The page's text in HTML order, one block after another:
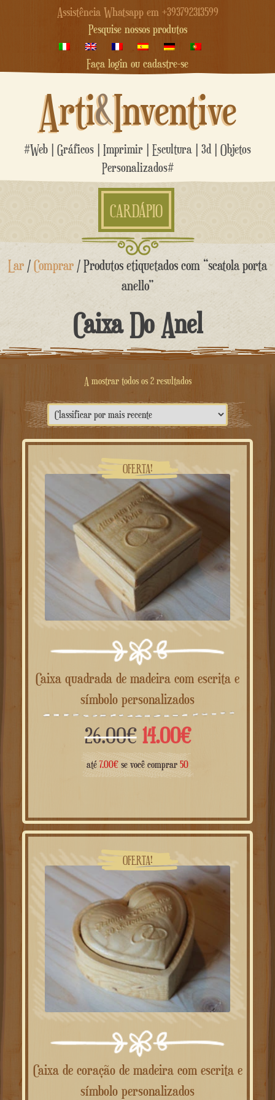
Assistência Whatsapp em +393792313599
Pesquise nossos produtos
Faça login ou cadastre-se
Arti&Inventive
#Web | Gráficos | Imprimir | Escultura | 3d | Objetos
Personalizados#
CARDÁPIO
Ir
paraLar /Comprar / Produtos etiquetados com “scatola porta
anello”
Caixa Do Anel
A mostrar todos os 2 resultadosClassificado
por
OFERTA!
Caixa quadrada de madeira com escrita e
símbolo personalizados
26.00€ O
preço
era:
26.00€.
14.00€O
é:
14.00€.
até 7.00€ se você comprar 50
OFERTA!
Caixa de coração de madeira com escrita e
símbolo personalizados